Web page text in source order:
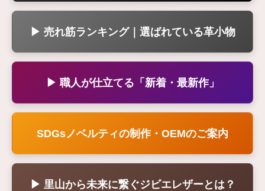
▶ 売れ筋ランキング｜選ばれている革小物
▶ 職人が仕立てる「新着・最新作」
SDGsノベルティの制作・OEMのご案内
▶ 里山から未来に繋ぐジビエレザーとは？